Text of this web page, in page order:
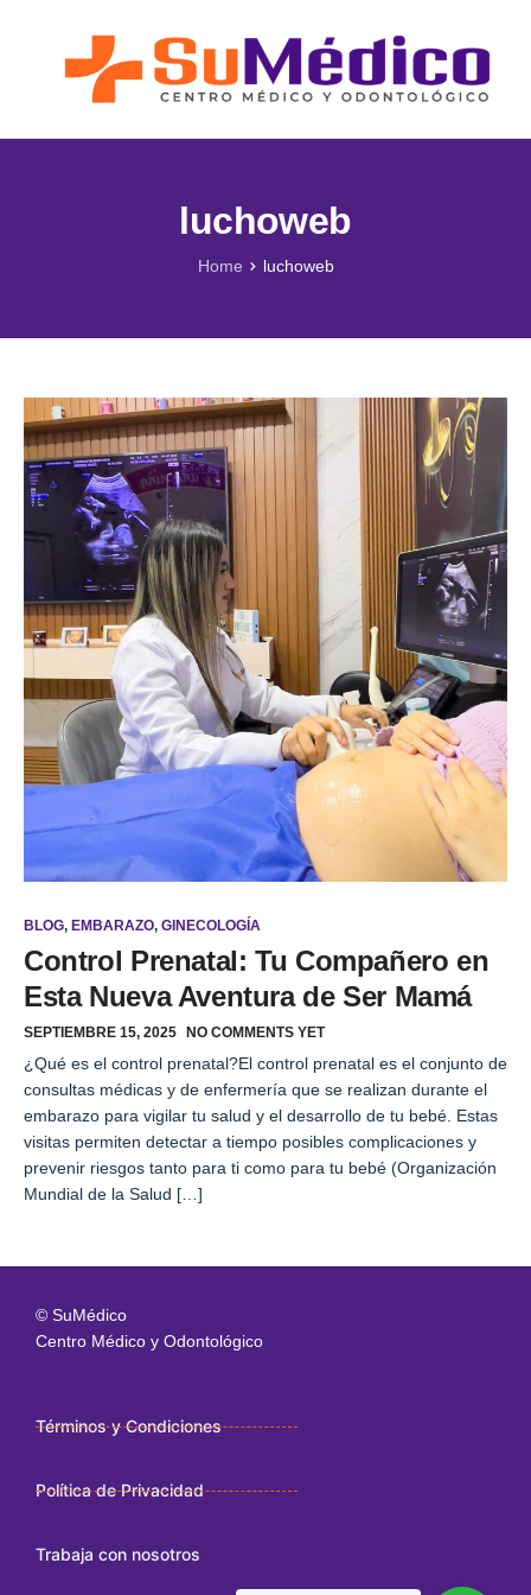
Lo que nos Mueve
Nuestros Servicios
luchoweb
Home luchoweb
BLOG, EMBARAZO, GINECOLOGÍA
Control Prenatal: Tu Compañero en
Esta Nueva Aventura de Ser Mamá
SEPTIEMBRE 15, 2025 NO COMMENTS YET
¿Qué es el control prenatal?El control prenatal es el conjunto de
consultas médicas y de enfermería que se realizan durante el
embarazo para vigilar tu salud y el desarrollo de tu bebé. Estas
visitas permiten detectar a tiempo posibles complicaciones y
prevenir riesgos tanto para ti como para tu bebé (Organización
Mundial de la Salud […]
© SuMédico
Centro Médico y Odontológico
Términos y Condiciones
Política de Privacidad
Trabaja con nosotros